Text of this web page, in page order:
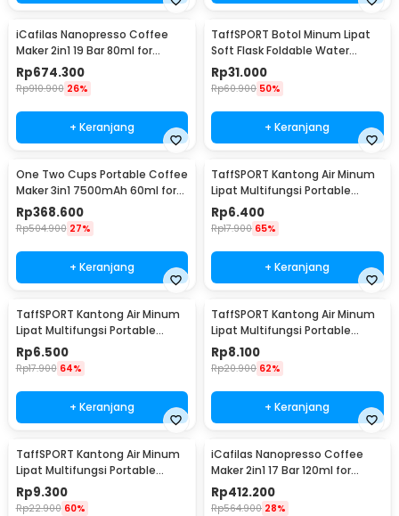
iCafilas Nanopresso Coffee
Maker 2in1 19 Bar 80ml for
Nespresso - ME2218
Rp674.300
Rp910.900 26%
+ Keranjang
TaffSPORT Botol Minum Lipat
Soft Flask Foldable Water
Bottle TPU 500ml - TF-50
Rp31.000
Rp60.900 50%
+ Keranjang
One Two Cups Portable Coffee
Maker 3in1 7500mAh 60ml for
Nespresso - KF-JN-02
Rp368.600
Rp504.900 27%
+ Keranjang
TaffSPORT Kantong Air Minum
Lipat Multifungsi Portable
Water Bag 1L - SD-5
Rp6.400
Rp17.900 65%
+ Keranjang
TaffSPORT Kantong Air Minum
Lipat Multifungsi Portable
Water Bag 1.5L - SD-5
Rp6.500
Rp17.900 64%
+ Keranjang
TaffSPORT Kantong Air Minum
Lipat Multifungsi Portable
Water Bag 2.5L - SD-5
Rp8.100
Rp20.900 62%
+ Keranjang
TaffSPORT Kantong Air Minum
Lipat Multifungsi Portable
Water Bag 3L - SD-5
Rp9.300
Rp22.900 60%
iCafilas Nanopresso Coffee
Maker 2in1 17 Bar 120ml for
Nespresso - ME2410
Rp412.200
Rp564.900 28%